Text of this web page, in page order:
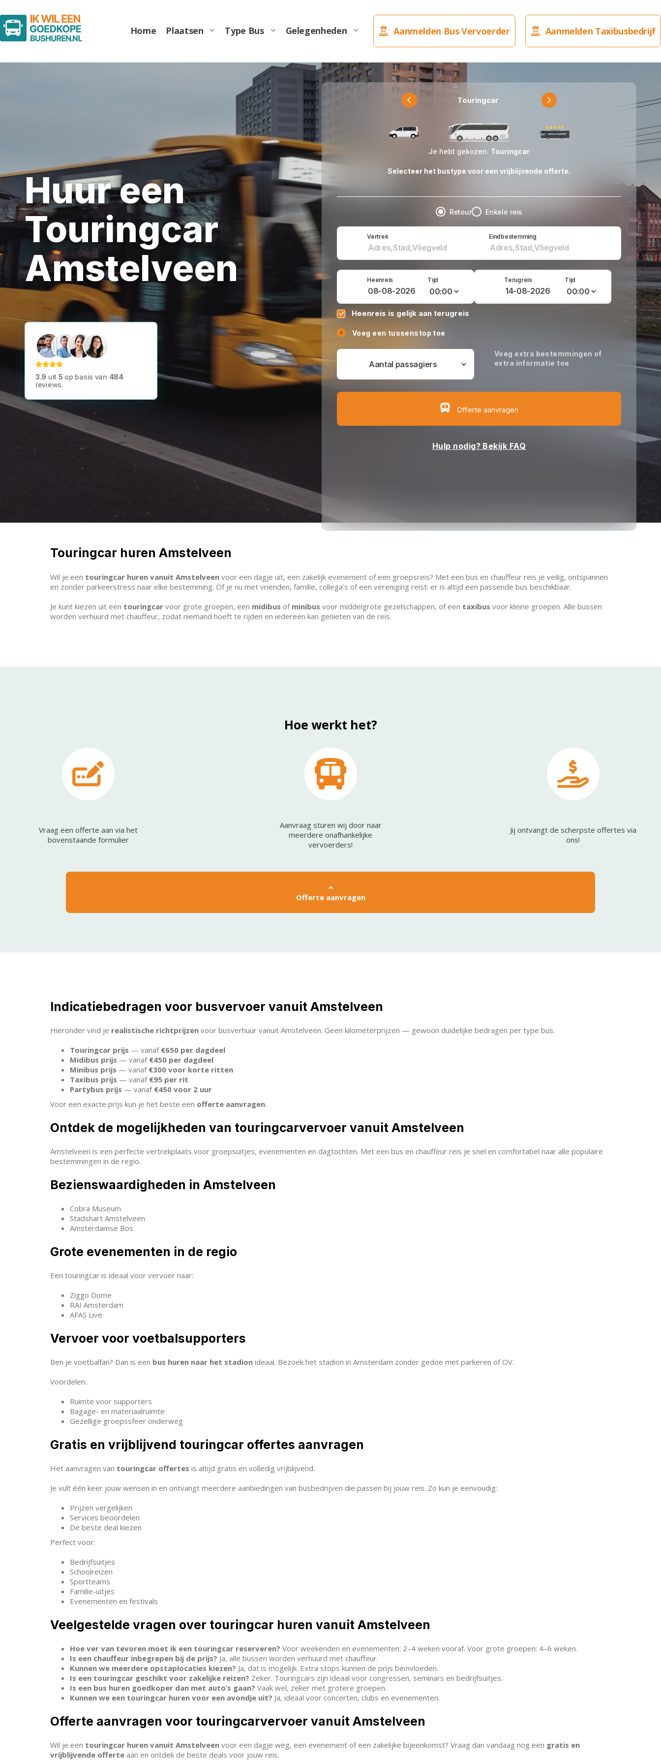
Home Plaatsen Type Bus Gelegenheden Aanmelden Bus Vervoerder Aanmelden Taxibusbedrijf
Huur een
Touringcar
Amstelveen
3.9 uit 5 op basis van 484
reviews.
Taxibus Touringcar Partybus
Je hebt gekozen: Touringcar
Selecteer het bustype voor een vrijblijvende offerte.
Retour Enkele reis
Vertrek Eindbestemming
Heenreis Tijd Terugreis Tijd
Heenreis is gelijk aan terugreis
Voeg een tussenstop toe
Voeg extra bestemmingen of
extra informatie toe
Offerte aanvragen
Hulp nodig? Bekijk FAQ
Touringcar huren Amstelveen
Wil je een touringcar huren vanuit Amstelveen voor een dagje uit, een zakelijk evenement of een groepsreis? Met een bus en chauffeur reis je veilig, ontspannen
en zonder parkeerstress naar elke bestemming. Of je nu met vrienden, familie, collega’s of een vereniging reist: er is altijd een passende bus beschikbaar.
Je kunt kiezen uit een touringcar voor grote groepen, een midibus of minibus voor middelgrote gezelschappen, of een taxibus voor kleine groepen. Alle bussen
worden verhuurd met chauffeur, zodat niemand hoeft te rijden en iedereen kan genieten van de reis.
Hoe werkt het?
Vraag een offerte aan via het
bovenstaande formulier
Aanvraag sturen wij door naar
meerdere onafhankelijke
vervoerders!
Jij ontvangt de scherpste offertes via
ons!
Offerte aanvragen
Indicatiebedragen voor busvervoer vanuit Amstelveen
Hieronder vind je realistische richtprijzen voor busverhuur vanuit Amstelveen. Geen kilometerprijzen — gewoon duidelijke bedragen per type bus.
Touringcar prijs — vanaf €650 per dagdeel
Midibus prijs — vanaf €450 per dagdeel
Minibus prijs — vanaf €300 voor korte ritten
Taxibus prijs — vanaf €95 per rit
Partybus prijs — vanaf €450 voor 2 uur
Voor een exacte prijs kun je het beste een offerte aanvragen.
Ontdek de mogelijkheden van touringcarvervoer vanuit Amstelveen
Amstelveen is een perfecte vertrekplaats voor groepsuitjes, evenementen en dagtochten. Met een bus en chauffeur reis je snel en comfortabel naar alle populaire
bestemmingen in de regio.
Bezienswaardigheden in Amstelveen
Cobra Museum
Stadshart Amstelveen
Amsterdamse Bos
Grote evenementen in de regio
Een touringcar is ideaal voor vervoer naar:
Ziggo Dome
RAI Amsterdam
AFAS Live
Vervoer voor voetbalsupporters
Ben je voetbalfan? Dan is een bus huren naar het stadion ideaal. Bezoek het stadion in Amsterdam zonder gedoe met parkeren of OV.
Voordelen:
Ruimte voor supporters
Bagage- en materiaalruimte
Gezellige groepssfeer onderweg
Gratis en vrijblijvend touringcar offertes aanvragen
Het aanvragen van touringcar offertes is altijd gratis en volledig vrijblijvend.
Je vult één keer jouw wensen in en ontvangt meerdere aanbiedingen van busbedrijven die passen bij jouw reis. Zo kun je eenvoudig:
Prijzen vergelijken
Services beoordelen
De beste deal kiezen
Perfect voor:
Bedrijfsuitjes
Schoolreizen
Sportteams
Familie-uitjes
Evenementen en festivals
Veelgestelde vragen over touringcar huren vanuit Amstelveen
Hoe ver van tevoren moet ik een touringcar reserveren? Voor weekenden en evenementen: 2–4 weken vooraf. Voor grote groepen: 4–6 weken.
Is een chauffeur inbegrepen bij de prijs? Ja, alle bussen worden verhuurd met chauffeur.
Kunnen we meerdere opstaplocaties kiezen? Ja, dat is mogelijk. Extra stops kunnen de prijs beïnvloeden.
Is een touringcar geschikt voor zakelijke reizen? Zeker. Touringcars zijn ideaal voor congressen, seminars en bedrijfsuitjes.
Is een bus huren goedkoper dan met auto’s gaan? Vaak wel, zeker met grotere groepen.
Kunnen we een touringcar huren voor een avondje uit? Ja, ideaal voor concerten, clubs en evenementen.
Offerte aanvragen voor touringcarvervoer vanuit Amstelveen
Wil je een touringcar huren vanuit Amstelveen voor een dagje weg, een evenement of een zakelijke bijeenkomst? Vraag dan vandaag nog een gratis en
vrijblijvende offerte aan en ontdek de beste deals voor jouw reis.